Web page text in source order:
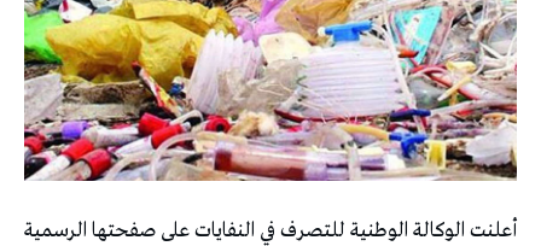
أعلنت الوكالة الوطنية للتصرف في النفايات على صفحتها الرسمية